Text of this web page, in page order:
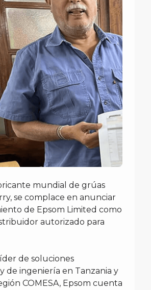
mundial de grúas
se complace en anunciar
de Epsom Limited como
autorizado para
de soluciones
de ingeniería en Tanzania y
COMESA, Epsom cuenta